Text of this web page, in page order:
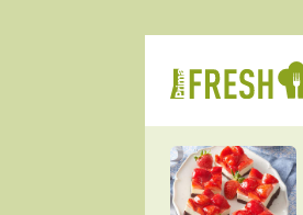
RYCHLOVKY